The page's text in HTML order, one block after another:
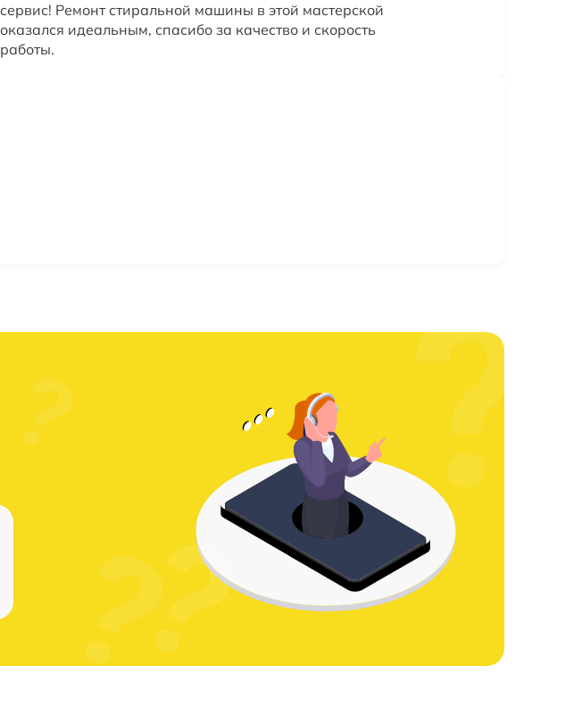
сервис! Ремонт стиральной машины в этой мастерской
оказался идеальным, спасибо за качество и скорость
работы.